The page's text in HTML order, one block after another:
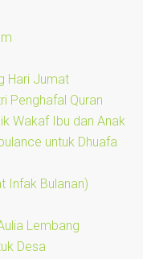
Hari Jumat
Penghafal Quran
Wakaf Ibu dan Anak
untuk Dhuafa
Infak Bulanan)
Lembang
Desa